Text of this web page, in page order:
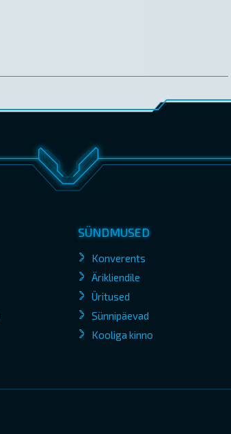
SÜNDMUSED
Konverents
Ärikliendile
Üritused
Sünnipäevad
Kooliga kinno